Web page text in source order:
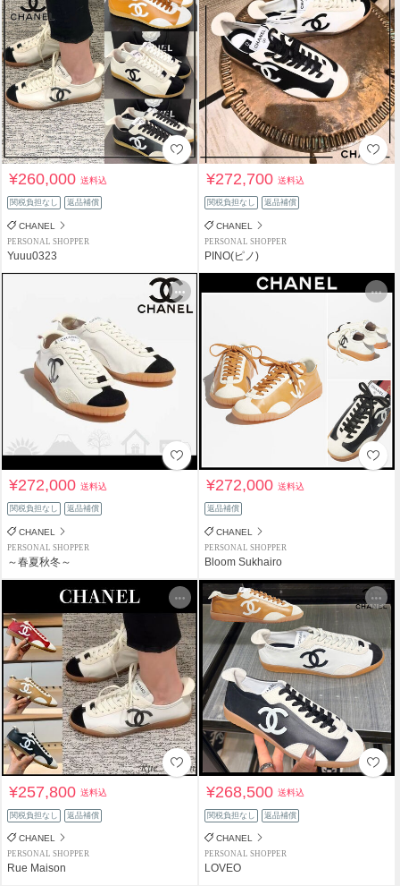
¥260,000送料込
関税負担なし 返品補償
CHANEL
PERSONAL SHOPPER
Yuuu0323
¥272,700送料込
関税負担なし 返品補償
CHANEL
PERSONAL SHOPPER
PINO(ピノ)
¥272,000送料込
関税負担なし 返品補償
CHANEL
PERSONAL SHOPPER
～春夏秋冬～
¥272,000送料込
返品補償
CHANEL
PERSONAL SHOPPER
Bloom Sukhairo
¥257,800送料込
関税負担なし 返品補償
CHANEL
PERSONAL SHOPPER
Rue Maison
¥268,500送料込
関税負担なし 返品補償
CHANEL
PERSONAL SHOPPER
LOVEO